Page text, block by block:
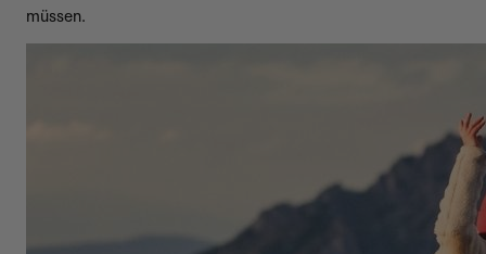
müssen.